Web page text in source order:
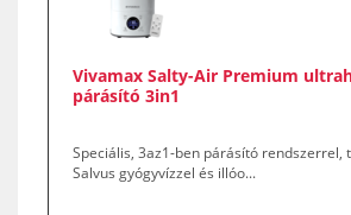
Vivamax Salty-Air Premium
párásító 3in1
Speciális, 3az1-ben párásító rendszerrel,
Salvus gyógyvízzel és illóo...